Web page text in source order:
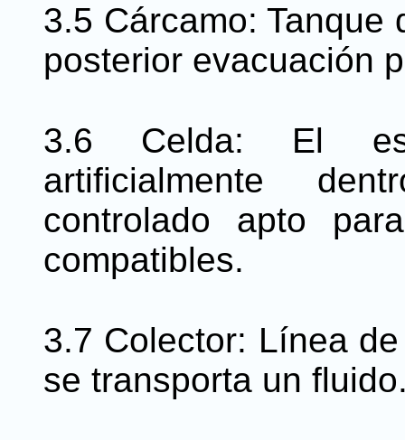
3.5 Cárcamo:
posterior evacuación
3.6 Celda: El
artificialmente
controlado apto
compatibles.
3.7 Colector: Línea
se transporta un